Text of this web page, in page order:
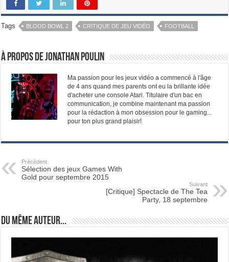
Tags BLOOD BOWL 2 CRITIQUE DE JEU VIDÉO FOOTBALL
À propos de Jonathan Poulin
Ma passion pour les jeux vidéo a commencé à l'âge
de 4 ans quand mes parents ont eu la brillante idée
d'acheter une console Atari. Titulaire d'un bac en
communication, je combine maintenant ma passion
pour la rédaction à mon obsession pour le gaming...
pour ton plus grand plaisir!
Précédent
Sélection des jeux Games With
Gold pour septembre 2015
Suivant
[Critique] Spectacle de The Tea
Party, 18 septembre
Du même auteur...